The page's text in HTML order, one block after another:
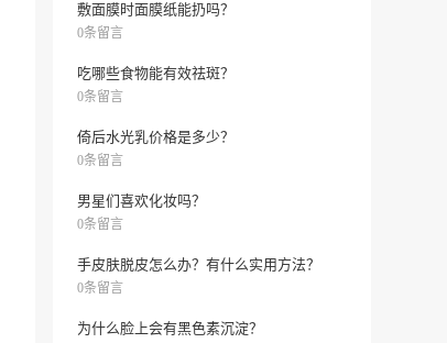
敷面膜时面膜纸能扔吗？
0条留言
吃哪些食物能有效祛斑？
0条留言
倚后水光乳价格是多少？
0条留言
男星们喜欢化妆吗？
0条留言
手皮肤脱皮怎么办？有什么实用方法？
0条留言
为什么脸上会有黑色素沉淀？